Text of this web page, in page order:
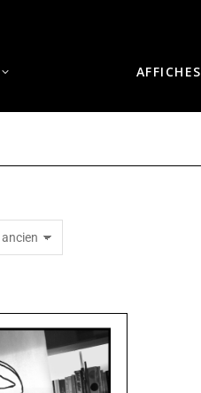
AFFICHES